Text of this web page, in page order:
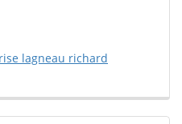
lagneau richard